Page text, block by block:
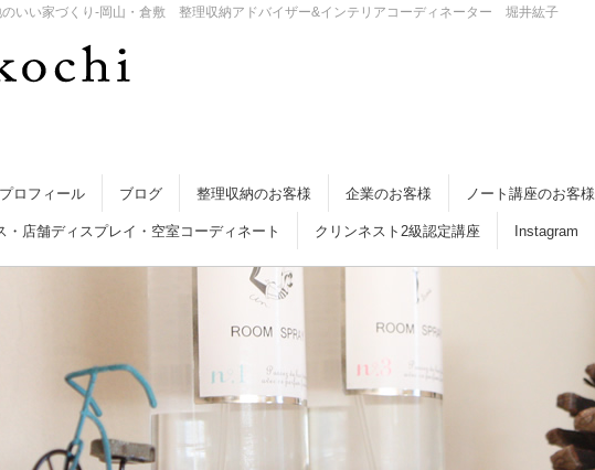
のいい家づくり-岡山・倉敷 整理収納アドバイザー&インテリアコーディネーター 堀井紘子
プロフィール ブログ 整理収納のお客様 企業のお客様 ノート講座のお客様
・店舗ディスプレイ・空室コーディネート クリンネスト2級認定講座 Instagram